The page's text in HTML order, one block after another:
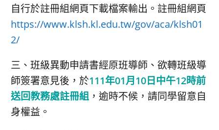
自行於註冊組網頁下載檔案輸出。註冊組網頁
https://www.klsh.kl.edu.tw/gov/aca/klsh01
2/
三、班級異動申請書經原班導師、欲轉班級導
師簽署意見後，於111年01月10日中午12時前
送回教務處註冊組 ，逾時不候，請同學留意自
身權益。